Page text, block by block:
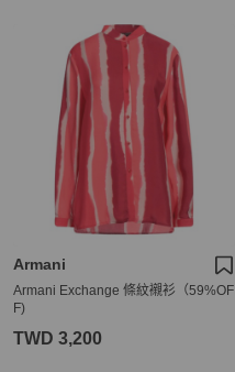
Armani
Armani Exchange 條紋襯衫（59%OF
F)
TWD 3,200